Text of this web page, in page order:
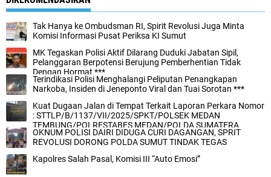
Tak Hanya ke Ombudsman RI, Spirit Revolusi Juga Minta
Komisi Informasi Pusat Periksa KI Sumut
MK Tegaskan Polisi Aktif Dilarang Duduki Jabatan Sipil,
Pelanggaran Berpotensi Berujung Pemberhentian Tidak
Dengan Hormat ***
Terindikasi Polisi Menghalangi Peliputan Penangkapan
Narkoba, Insiden di Jeneponto Viral dan Tuai Sorotan ***
Kuat Dugaan Jalan di Tempat Terkait Laporan Perkara Nomor
: STTLP/B/1137/VII/2025/SPKT/POLSEK MEDAN
TEMBUNG/POLRESTABES MEDAN/POLDA SUMATERA
UTARA Tidak Kooperaktifan Polsek Medan Tembung
OKNUM POLISI DAIRI DIDUGA CURI DAGANGAN, SPRIT
REVOLUSI DORONG POLDA SUMUT TINDAK TEGAS
Kapolres Salah Pasal, Komisi III “Auto Emosi”